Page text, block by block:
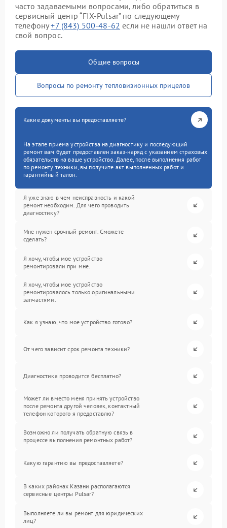
часто задаваемыми вопросами, либо обратиться в
сервисный центр “FIX-Pulsar” по следующему
телефону+7 (843) 500-48-62 если не нашли ответ на
свой вопрос.
Общие вопросы
Вопросы по ремонту тепловизионных прицелов
Какие документы вы предоставляете?
На этапе приема устройства на диагностику и последующий
ремонт вам будет предоставлен заказ-наряд с указанием страховых
обязательств на ваше устройство. Далее, после выполнения работ
по ремонту техники, вы получите акт выполненных работ и
гарантийный талон.
Я уже знаю в чем неисправность и какой
ремонт необходим. Для чего проводить
диагностику?
Мне нужен срочный ремонт. Сможете
сделать?
Я хочу, чтобы мое устройство
ремонтировали при мне.
Я хочу, чтобы мое устройство
ремонтировалось только оригинальными
запчастями.
Как я узнаю, что мое устройство готово?
От чего зависит срок ремонта техники?
Диагностика проводится бесплатно?
Может ли вместо меня принять устройство
после ремонта другой человек, контактный
телефон которого я предоставлю?
Возможно ли получать обратную связь в
процессе выполнения ремонтных работ?
Какую гарантию вы предоставляете?
В каких районах Казани располагаются
сервисные центры Pulsar?
Выполняете ли вы ремонт для юридических
лиц?